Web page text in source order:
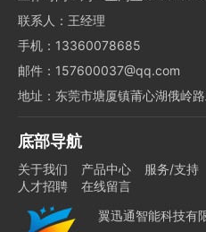
联系人：王经理
手机：13360078685
邮件：157600037@qq.com
地址：东莞市塘厦镇莆心湖俄岭
底部导航
关于我们 产品中心 服务/支持
人才招聘
在线留言
翼迅通智能科技有